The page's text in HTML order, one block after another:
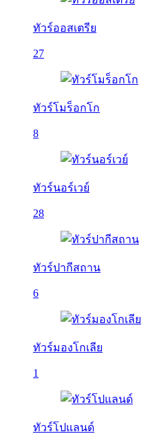
ทัวร์ออสเตรีย
27
ทัวร์โมร็อกโก
8
ทัวร์นอร์เวย์
28
ทัวร์ปากีสถาน
6
ทัวร์มองโกเลีย
1
ทัวร์โปแลนด์